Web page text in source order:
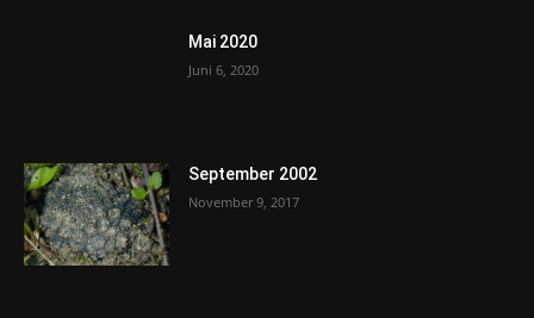
Mai 2020
Juni 6, 2020
September 2002
November 9, 2017